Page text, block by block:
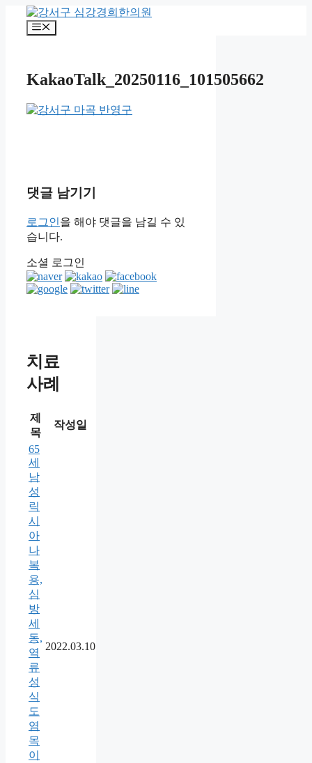
메
KakaoTalk_20250116_101505662
댓글 남기기
로그인을 해야 댓글을 남길 수 있
습니다.
소셜 로그인
치료
사례
제
목
작성일
65
세
남
성
릭
시
아
나
복
용,
심
방
세
동,
역
류
성
식
도
염
목
이
2022.03.10